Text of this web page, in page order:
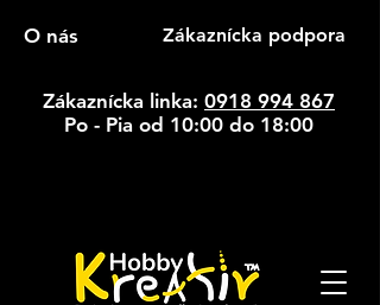
O nás Zákaznícka podpora
Zákaznícka linka: 0918 994 867
Po - Pia od 10:00 do 18:00